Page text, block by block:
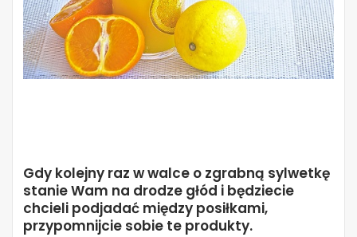
Gdy kolejny raz w walce o zgrabną sylwetkę
stanie Wam na drodze głód i będziecie
chcieli podjadać między posiłkami,
przypomnijcie sobie te produkty.